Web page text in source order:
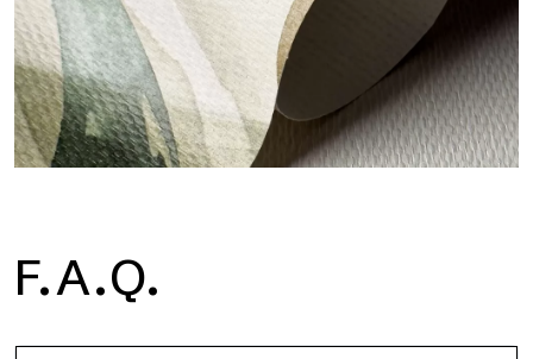
H2O ist die wasserdichte Glasfaser-Badezimmertapete, ideal
für Duschkabinen und feuchte Umgebungen, mit hoher
F.A.Q.